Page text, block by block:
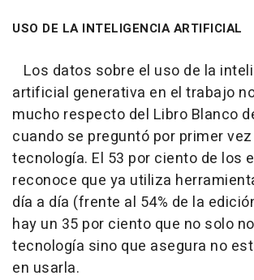
USO DE LA INTELIGENCIA ARTIFICIAL
Los datos sobre el uso de la
artificial generativa en el trabajo
mucho respecto del Libro Blanco
cuando se preguntó por primer
tecnología. El 53 por ciento de los
reconoce que ya utiliza
día a día (frente al 54% de la
hay un 35 por ciento que no solo
tecnología sino que asegura no
en usarla.